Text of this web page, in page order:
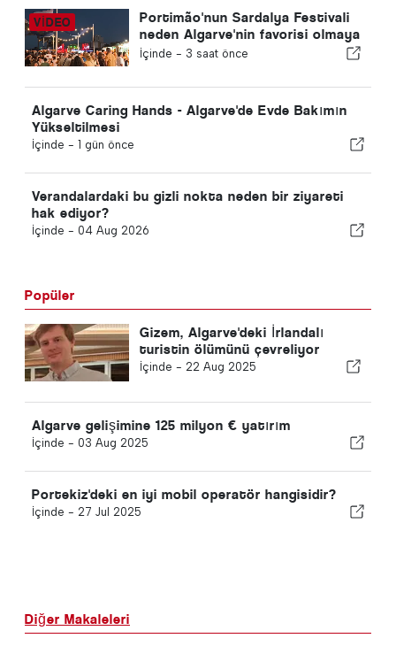
Portimão'nun Sardalya Festivali
neden Algarve'nin favorisi olmaya
devam ediyor?
İçinde - 3 saat önce
Algarve Caring Hands - Algarve'de Evde Bakımın
Yükseltilmesi
İçinde - 1 gün önce
Verandalardaki bu gizli nokta neden bir ziyareti
hak ediyor?
İçinde - 04 Aug 2026
Popüler
Gizem, Algarve'deki İrlandalı
turistin ölümünü çevreliyor
İçinde - 22 Aug 2025
Algarve gelişimine 125 milyon € yatırım
İçinde - 03 Aug 2025
Portekiz'deki en iyi mobil operatör hangisidir?
İçinde - 27 Jul 2025
Diğer Makaleleri